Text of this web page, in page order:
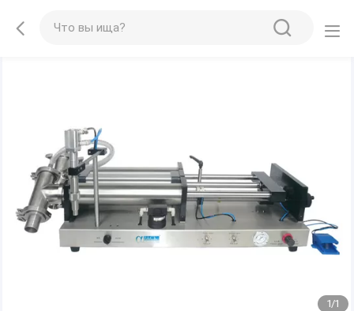
1/1